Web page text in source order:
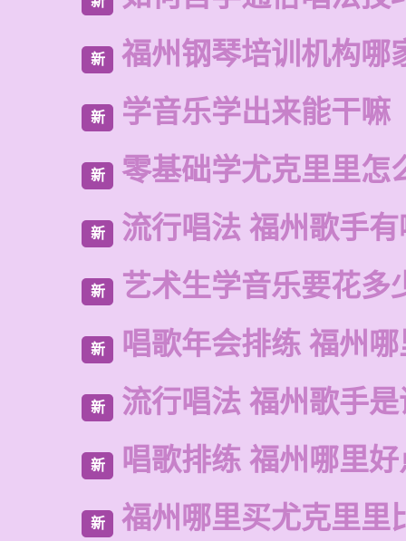
新 福州钢琴培训机构哪
新 学音乐学出来能干嘛
新 零基础学尤克里里怎
新 流行唱法 福州歌手
新 艺术生学音乐要花多
新 唱歌年会排练 福州
新 流行唱法 福州歌手
新 唱歌排练 福州哪里
新 福州哪里买尤克里里